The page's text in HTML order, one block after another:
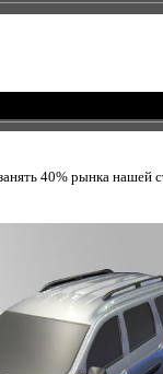
40% рынка нашей